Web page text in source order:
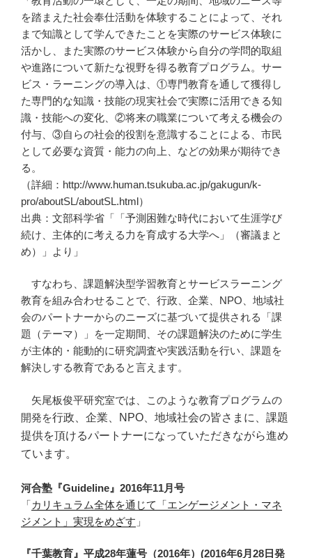
を踏まえた社会奉仕活動を体験することによって、それ
まで知識として学んできたことを実際のサービス体験に
活かし、また実際のサービス体験から自分の学問的取組
や進路について新たな視野を得る教育プログラム。サー
ビス・ラーニングの導入は、①専門教育を通して獲得し
た専門的な知識・技能の現実社会で実際に活用できる知
識・技能への変化、②将来の職業について考える機会の
付与、③自らの社会的役割を意識することによる、市民
として必要な資質・能力の向上、などの効果が期待でき
る。
（詳細：http://www.human.tsukuba.ac.jp/gakugun/k-
pro/aboutSL/aboutSL.html）
出典：文部科学省「「予測困難な時代において生涯学び
続け、主体的に考える力を育成する大学へ」（審議まと
め）」より」
すなわち、課題解決型学習教育とサービスラーニング
教育を組み合わせることで、行政、企業、NPO、地域社
会のパートナーからのニーズに基づいて提供される「課
題（テーマ）」を一定期間、その課題解決のために学生
が主体的・能動的に研究調査や実践活動を行い、課題を
解決しする教育であると言えます。
矢尾板俊平研究室では、このような教育プログラムの
開発を行政、企業、NPO、地域社会の皆さまに、課題
提供を頂けるパートナーになっていただきながら進め
ています。
河合塾『Guideline』2016年11月号
「カリキュラム全体を通じて「エンゲージメント・マネ
ジメント」実現をめざす 」
『千葉教育』平成28年蓮号（2016年）(2016年6月28日発